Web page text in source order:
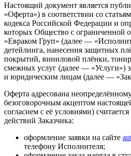
Настоящий документ является
«Оферта») в соответствии со
кодекса Российской Федерации и
которых Общество с ограниченной
«Евраком Груп» (далее —
детейлинга, нанесения защитных
покрытий, виниловой плёнки,
смежных услуг (далее — «Услуги»)
и юридическим лицам (далее —
Оферта адресована
безоговорочным акцептом
согласием с её условиями)
действий Заказчика:
оформление заявки на сайте
телефону Исполнителя;